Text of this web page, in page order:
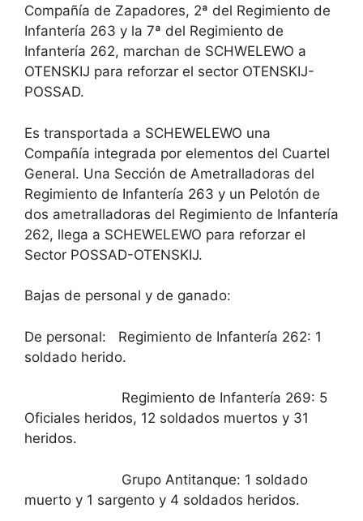
Compañía de Zapadores, 2ª del Regimiento de
Infantería 263 y la 7ª del Regimiento de
Infantería 262, marchan de SCHWELEWO a
OTENSKIJ para reforzar el sector OTENSKIJ-
POSSAD.
Es transportada a SCHEWELEWO una
Compañía integrada por elementos del Cuartel
General. Una Sección de Ametralladoras del
Regimiento de Infantería 263 y un Pelotón de
dos ametralladoras del Regimiento de Infantería
262, llega a SCHEWELEWO para reforzar el
Sector POSSAD-OTENSKIJ.
Bajas de personal y de ganado:
De personal: Regimiento de Infantería 262: 1
soldado herido.
Regimiento de Infantería 269: 5
Oficiales heridos, 12 soldados muertos y 31
heridos.
Grupo Antitanque: 1 soldado
muerto y 1 sargento y 4 soldados heridos.